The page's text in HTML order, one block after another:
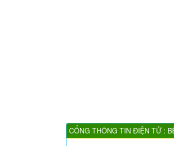
CỔNG THÔNG TIN ĐIỆN TỬ :